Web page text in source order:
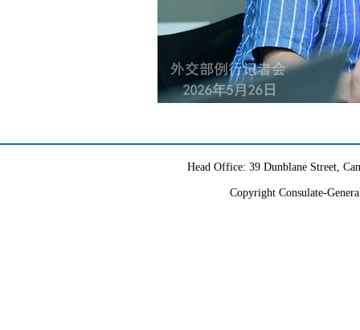
Head Office: 39 Dunblane Street,
Copyright Consulate-